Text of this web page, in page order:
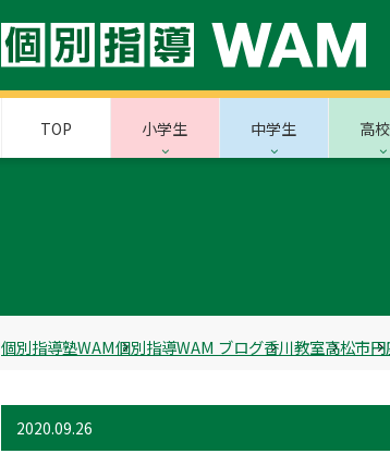
TOP 小学生 中学生 高
個別指導塾WAM個別指導WAM ブログ香川教室高松市
2020.09.26